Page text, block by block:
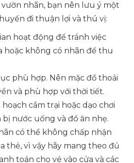
nhãn, bạn nên lưu ý một
đi thuận lợi và thú vị:
hoạt động để tránh việc
hoặc không có nhãn để thu
phù hợp. Nên mặc đồ thoải
và phù hợp với thời tiết.
cắm trại hoặc dạo chơi
bị nước uống và đồ ăn nhẹ.
có thể không chấp nhận
thẻ, vì vậy hãy mang theo đủ
toán cho vé vào cửa và các